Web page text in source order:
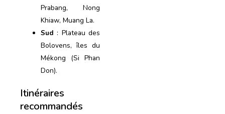
Prabang, Nong
Khiaw, Muang La.
Sud : Plateau des
Bolovens, îles du
Mékong (Si Phan
Don).
Itinéraires
recommandés